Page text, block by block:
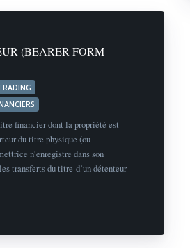
(BEARER FORM
financier dont la propriété est
du titre physique (ou
n’enregistre dans son
transferts du titre d’un détenteur